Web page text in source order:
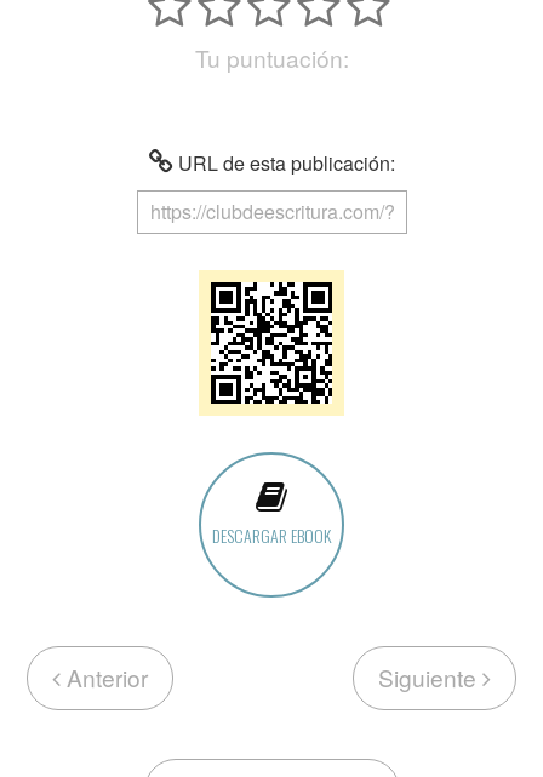
Tu puntuación:
URL de esta publicación:
DESCARGAR EBOOK
Anterior Siguiente